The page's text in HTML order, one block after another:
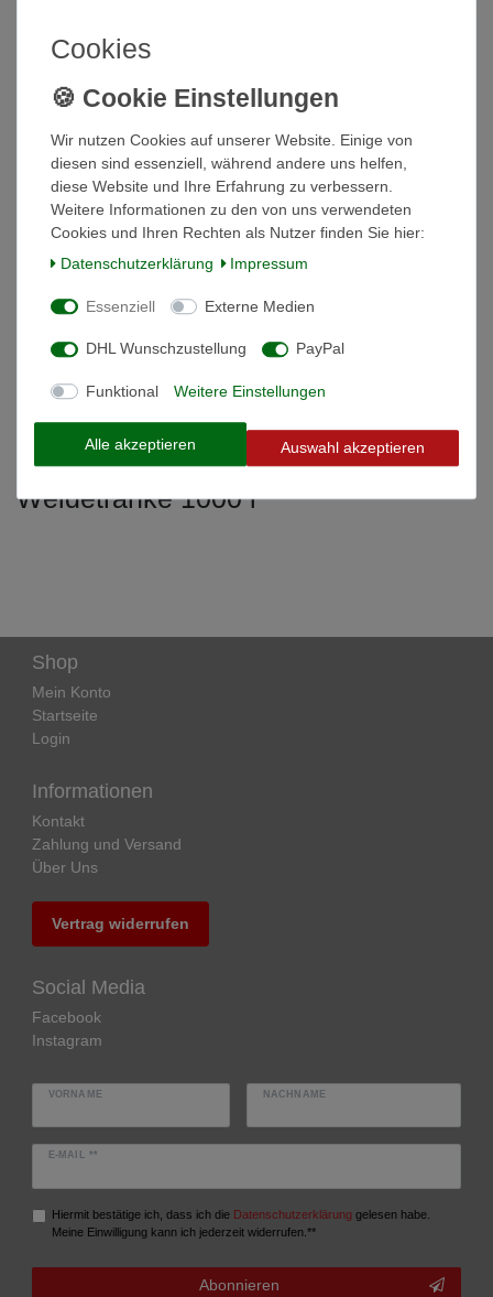
Wunschliste
Beschreibung
Technische Daten
Weitere Details
Informationen zur Produktsicherheit
Weidetränke 1000 l
Shop
Mein Konto
Startseite
Login
Informationen
Kontakt
Zahlung und Versand
Über Uns
Vertrag widerrufen
Social Media
Facebook
Instagram
VORNAME NACHNAME
E-MAIL **
Hiermit bestätige ich, dass ich die Daten­schutz­erklärung gelesen habe.
Meine Einwilligung kann ich jederzeit widerrufen.**
Abonnieren
Cookies
Wir nutzen Cookies auf unserer Website. Einige von
diesen sind essenziell, während andere uns helfen,
diese Website und Ihre Erfahrung zu verbessern.
Weitere Informationen zu den von uns verwendeten
Cookies und Ihren Rechten als Nutzer finden Sie hier:
Daten­schutz­erklärung
Impressum
Essenziell Externe Medien
DHL Wunschzustellung PayPal
Funktional Weitere Einstellungen
Alle akzeptieren Auswahl akzeptieren